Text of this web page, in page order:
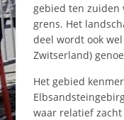
gebied ten zuiden
grens. Het
deel wordt ook
Zwitserland)
Het gebied
waar relatief